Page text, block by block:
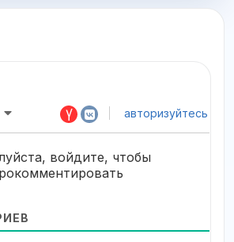
авторизуйтесь
войдите, чтобы